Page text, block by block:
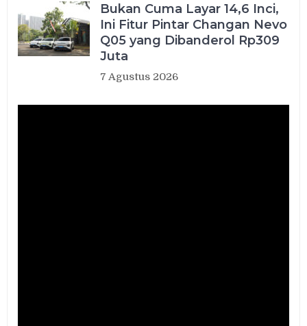
Bukan Cuma Layar 14,6 Inci,
Ini Fitur Pintar Changan Nevo
Q05 yang Dibanderol Rp309
Juta
7 Agustus 2026